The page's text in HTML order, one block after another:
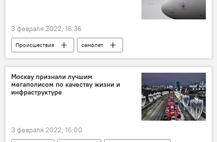
3 февраля 2022, 16:36
Происшествия самолет
Москву признали лучшим
мегаполисом по качеству жизни и
инфраструктуре
3 февраля 2022, 16:00